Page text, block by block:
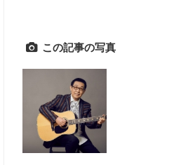
この記事の写真